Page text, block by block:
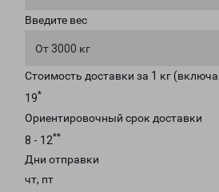
Введите вес
От 3000 кг
Стоимость доставки за 1 кг
19*
Ориентировочный срок доставки
8 - 12**
Дни отправки
чт, пт